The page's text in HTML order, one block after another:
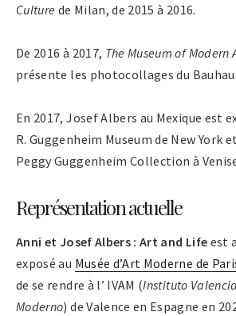
Culture de Milan, de 2015 à 2016.
De 2016 à 2017, The Museum of Modern
présente les photocollages du
En 2017, Josef Albers au Mexique est
R. Guggenheim Museum de New York
Peggy Guggenheim Collection à
Représentation actuelle
Anni et Josef Albers : Art and Life est
exposé au Musée d’Art Moderne de
de se rendre à l’ IVAM (Instituto
Moderno) de Valence en Espagne en